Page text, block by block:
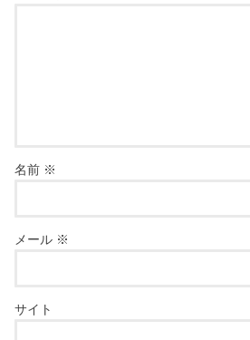
名前 ※
メール ※
サイト